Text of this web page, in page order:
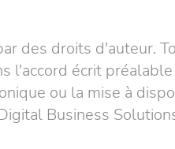
des droits d'auteur.
écrit
ou la mise à
Business